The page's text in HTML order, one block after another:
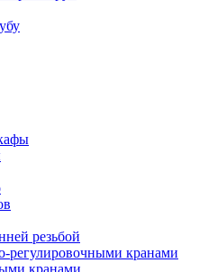
резьбой
регулировочными кранами
кранами